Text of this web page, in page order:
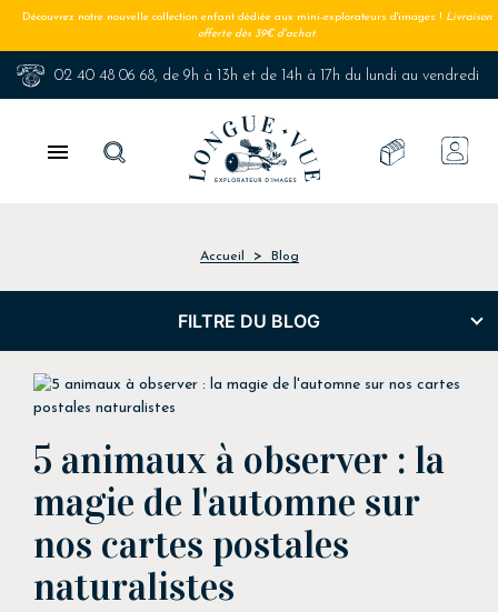
Découvrez notre nouvelle collection enfant dédiée aux mini-explorateurs d'images ! Livraison
offerte dès 39€ d'achat.
02 40 48 06 68, de 9h à 13h et de 14h à 17h du lundi au vendredi

Accueil Blog
FILTRE DU BLOG
5 animaux à observer : la
magie de l'automne sur
nos cartes postales
naturalistes